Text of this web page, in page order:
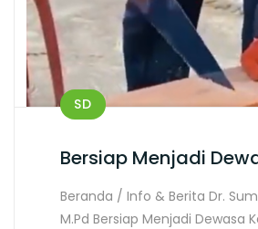
SD
Bersiap Menjadi
Beranda / Info & Berita Dr.
M.Pd Bersiap Menjadi Dewasa